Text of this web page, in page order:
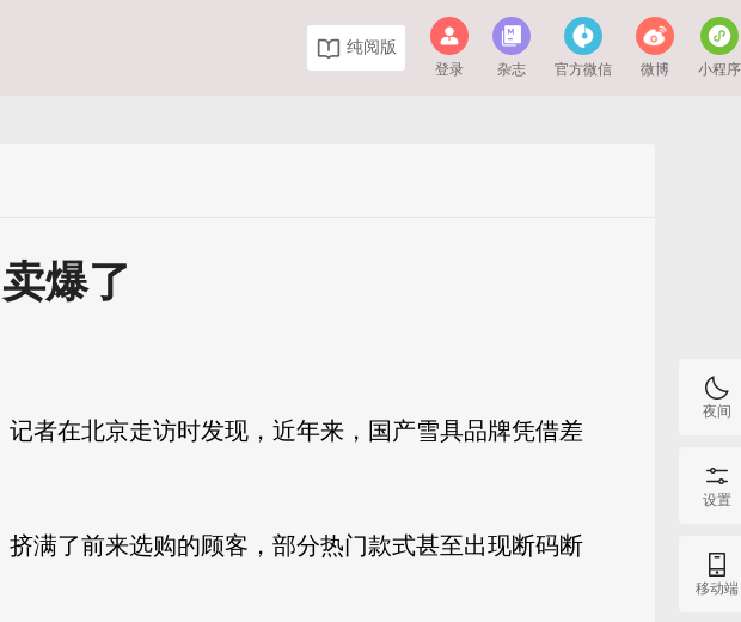
纯阅版
登录 杂志 官方微信 微博 小程序
爆了
者在北京走访时发现，近年来，国产雪具品牌凭借差
满了前来选购的顾客，部分热门款式甚至出现断码断
夜间
设置
移动端